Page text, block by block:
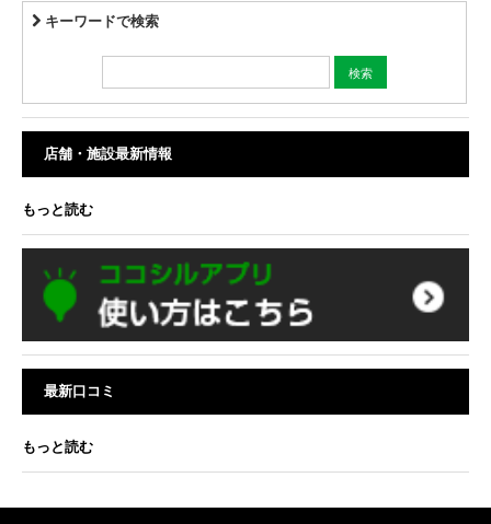
キーワードで検索
店舗・施設最新情報
もっと読む
最新口コミ
もっと読む